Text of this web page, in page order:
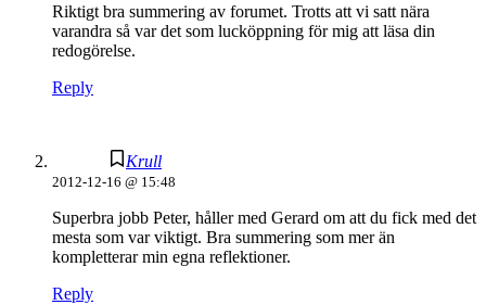
Riktigt bra summering av forumet. Trotts att vi satt nära
varandra så var det som lucköppning för mig att läsa din
redogörelse.
Reply
Krull
2012-12-16 @ 15:48
Superbra jobb Peter, håller med Gerard om att du fick med det
mesta som var viktigt. Bra summering som mer än
kompletterar min egna reflektioner.
Reply